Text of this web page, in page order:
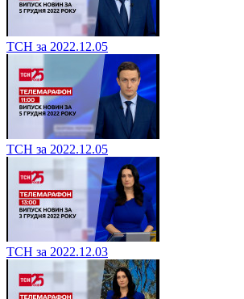
ТСН за 2022.12.05
ТСН за 2022.12.05
ТСН за 2022.12.03